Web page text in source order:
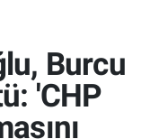
Burcu
'CHP